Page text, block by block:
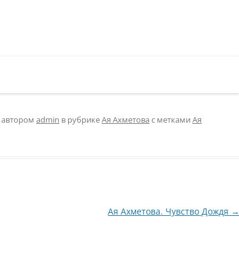
автором admin в рубрикеАя Ахметова с метками Ая
Ая Ахметова. Чувство Дождя →